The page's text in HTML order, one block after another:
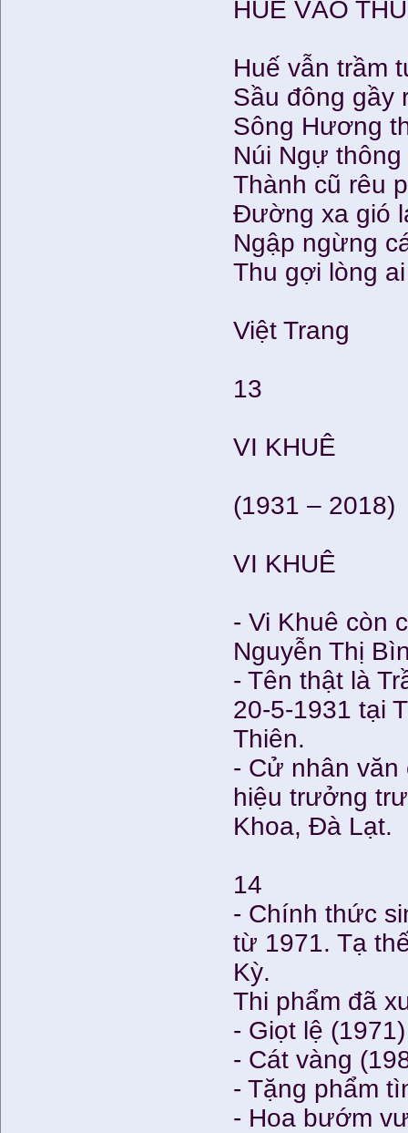
HUẾ VÀO THU
Huế vẫn trầm
Sầu đông gầy
Sông Hương
Núi Ngự
Thành cũ rêu
Đường xa gió
Ngập ngừng
Thu gợi lòng
Việt Trang
13
VI KHUÊ
(1931 – 2018)
VI KHUÊ
- Vi Khuê còn
Nguyễn Thị
- Tên thật là
20-5-1931 tại
Thiên.
- Cử nhân
hiệu trưởng
Khoa, Đà Lạt.
14
- Chính thức
từ 1971. Tạ
Kỳ.
Thi phẩm đã
- Giọt lệ (1971)
- Cát vàng
- Tặng phẩm
- Hoa bướm